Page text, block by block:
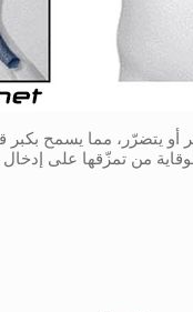
أو يتضرّر، مما يسمح بكبر
من تمزّقها على